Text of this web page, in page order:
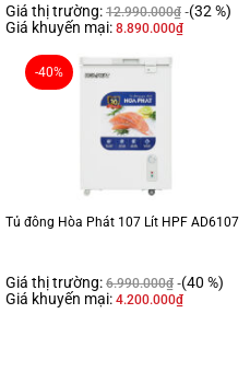
Giá thị trường: 12.990.000₫ (32 %)
Giá khuyến mại: 8.890.000₫
-40%
Tủ đông Hòa Phát 107 Lít HPF AD6107
Giá thị trường: 6.990.000₫ (40 %)
Giá khuyến mại: 4.200.000₫